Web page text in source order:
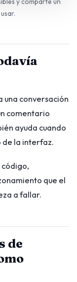
una conversación
comentario
ayuda cuando
de la interfaz.
código,
que el
a fallar.
de